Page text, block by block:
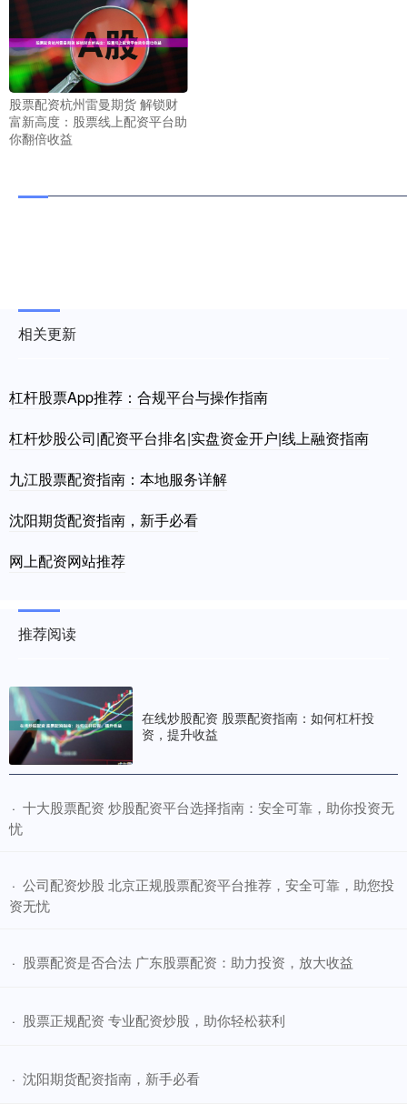
股票配资杭州雷曼期货 解锁财
富新高度：股票线上配资平台助
你翻倍收益
相关更新
杠杆股票App推荐：合规平台与操作指南
杠杆炒股公司|配资平台排名|实盘资金开户|线上融资指南
九江股票配资指南：本地服务详解
沈阳期货配资指南，新手必看
网上配资网站推荐
推荐阅读
在线炒股配资 股票配资指南：如何杠杆投
资，提升收益
· ​十大股票配资 炒股配资平台选择指南：安全可靠，助你投资无
忧
· ​公司配资炒股 北京正规股票配资平台推荐，安全可靠，助您投
资无忧
· ​股票配资是否合法 广东股票配资：助力投资，放大收益
· ​股票正规配资 专业配资炒股，助你轻松获利
· ​沈阳期货配资指南，新手必看